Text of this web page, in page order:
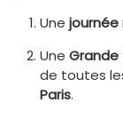
Une journée
Une Grande
de toutes
Paris.